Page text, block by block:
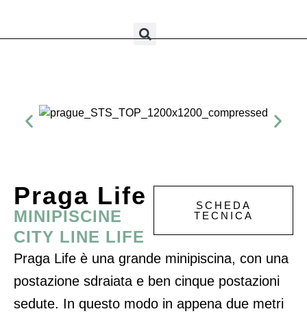
Praga Life
MINIPISCINE
CITY LINE LIFE
SCHEDA
TECNICA
Praga Life è una grande minipiscina, con una
postazione sdraiata e ben cinque postazioni
sedute. In questo modo in appena due metri